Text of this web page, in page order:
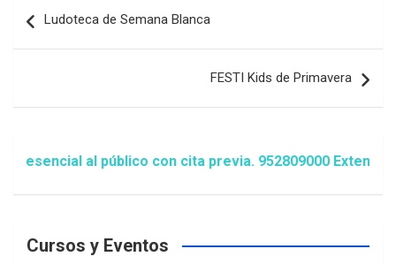
de
Ludoteca de Semana Blanca
FESTI Kids de Primavera
al público con cita previa. 952809000 Extensión
Cursos y Eventos